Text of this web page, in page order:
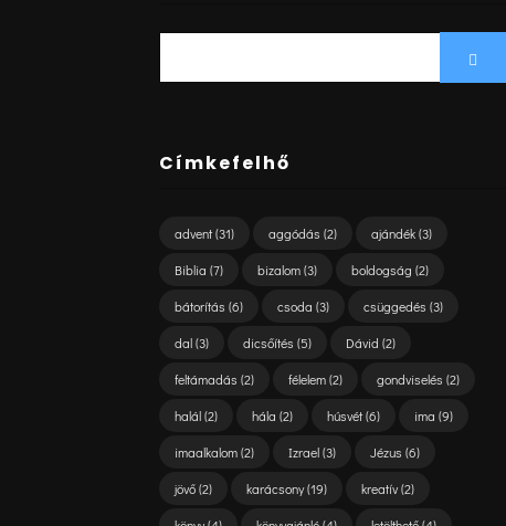
Címkefelhő
advent(31) aggódás (2) ajándék(3)
Biblia (7) bizalom(3) boldogság (2)
bátorítás (6) csoda (3) csüggedés (3)
dal(3) dicsőítés (5) Dávid (2)
feltámadás (2) félelem(2) gondviselés (2)
halál(2) hála (2) húsvét(6) ima (9)
imaalkalom(2) Izrael(3) Jézus (6)
jövő(2) karácsony(19) kreatív(2)